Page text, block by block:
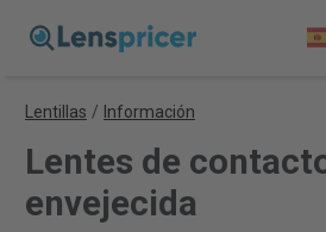
Lentillas / Información
Lentes de
envejecida